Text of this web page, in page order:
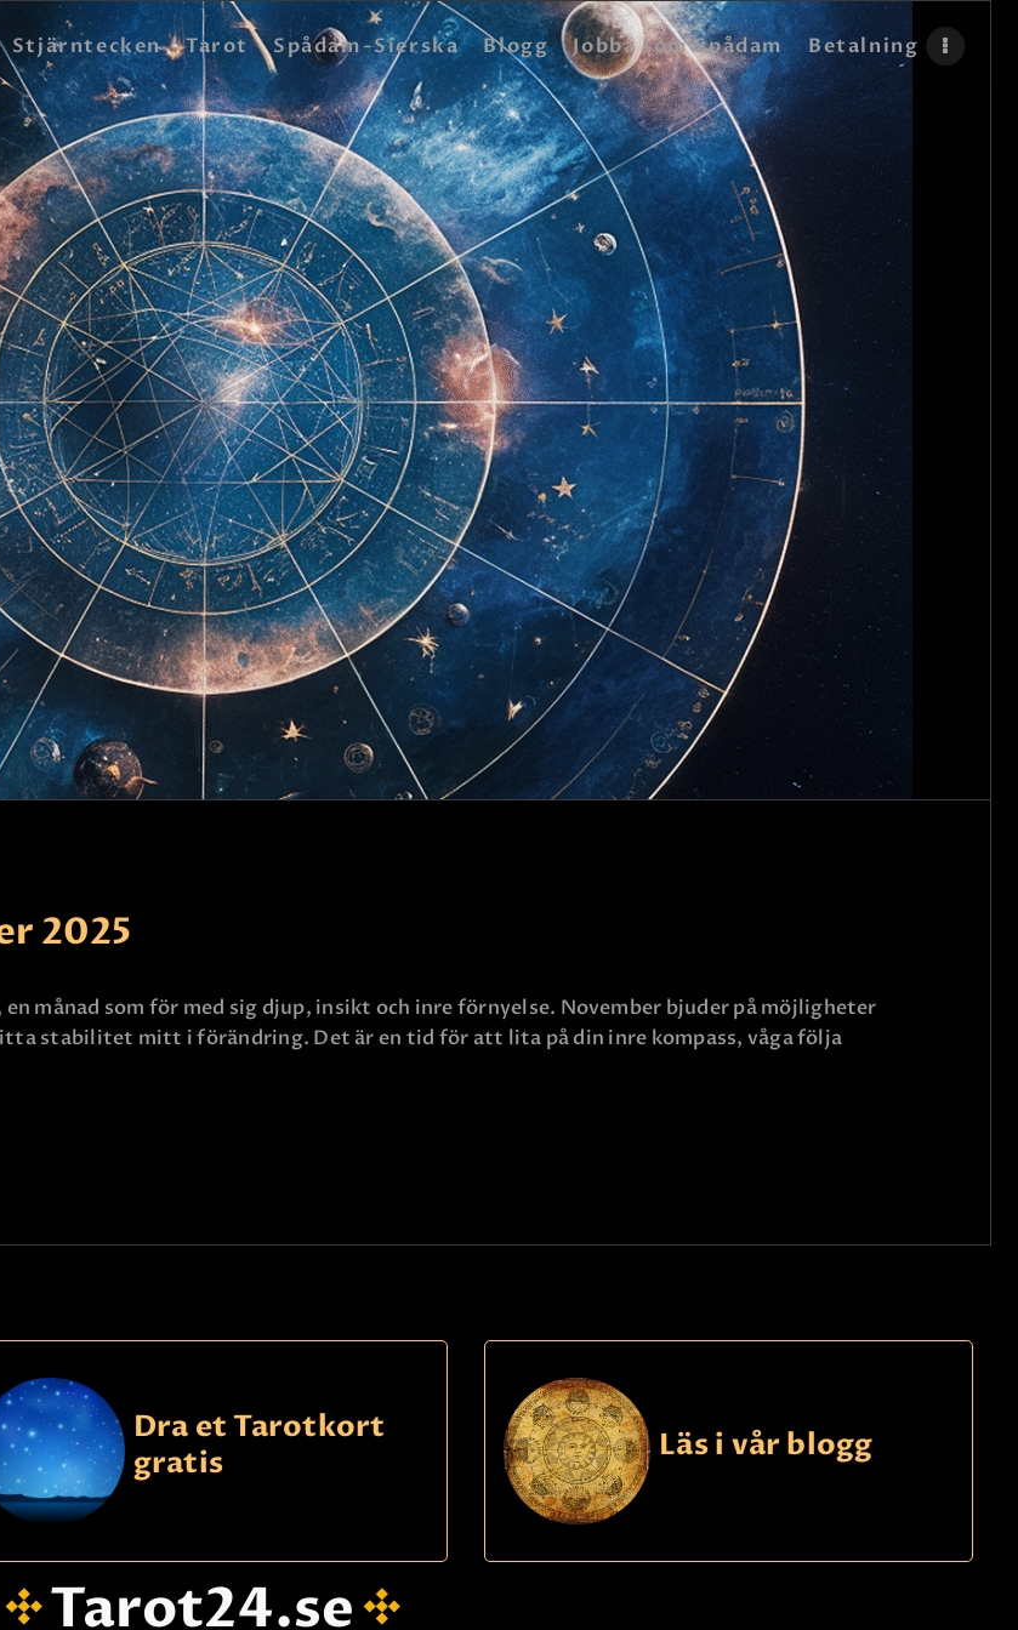
Stjärntecken Tarot Spådam-Sierska Blogg Jobba som Spådam Betalning
SIERSKA
SOM SPÅDAM
OSS
2025
månad som för med sig djup, insikt och inre förnyelse. November bjuder på möjligheter
stabilitet mitt i förändring. Det är en tid för att lita på din inre kompass, våga följa
Dra et Tarotkort
gratis
Läs i vår blogg
Tarot24.se